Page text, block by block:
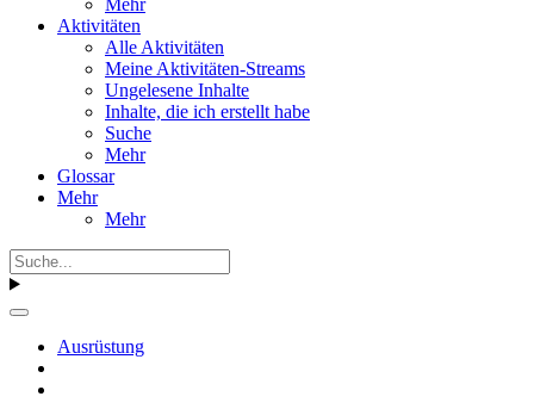
Aktivitäten
Alle Aktivitäten
Meine Aktivitäten-Streams
Ungelesene Inhalte
Inhalte, die ich erstellt habe
Suche
Mehr
Glossar
Mehr
Mehr
Ausrüstung